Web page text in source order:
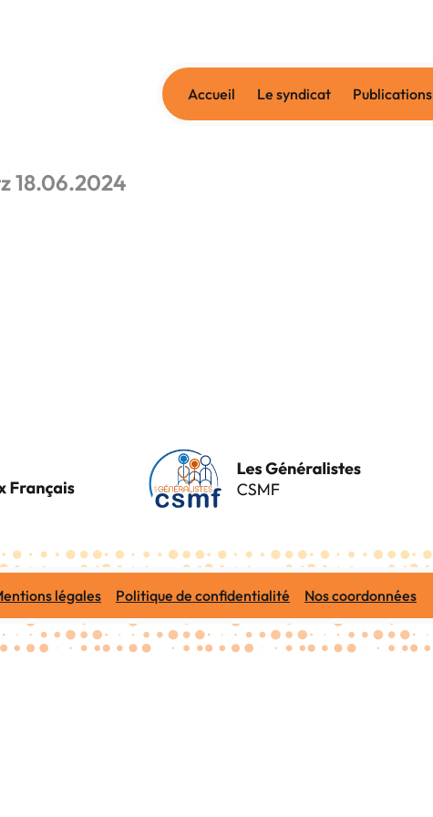
Accueil Le syndicat Publications
18.06.2024
légales Politique de confidentialité Nos coordonnées